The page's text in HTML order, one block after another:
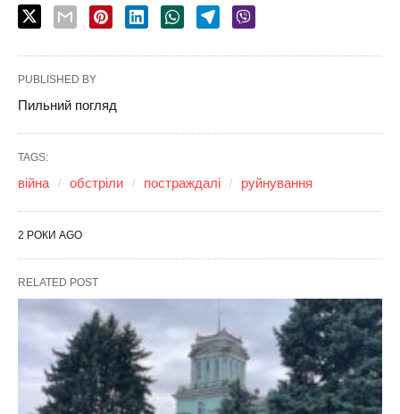
PUBLISHED BY
Пильний погляд
TAGS:
війна обстріли постраждалі руйнування
2 РОКИ AGO
RELATED POST